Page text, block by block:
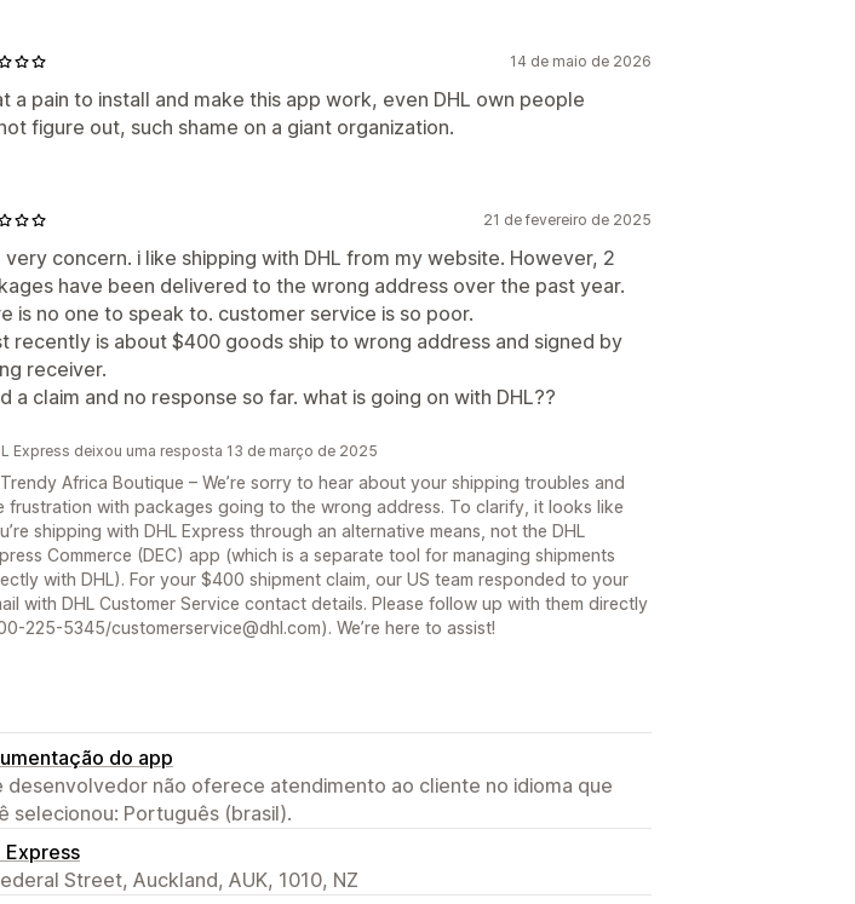
14 de maio de 2026
a pain to install and make this app work, even DHL own people
figure out, such shame on a giant organization.
21 de fevereiro de 2025
very concern. i like shipping with DHL from my website. However, 2
have been delivered to the wrong address over the past year.
is no one to speak to. customer service is so poor.
recently is about $400 goods ship to wrong address and signed by
receiver.
a claim and no response so far. what is going on with DHL??
Express deixou uma resposta 13 de março de 2025
Africa Boutique – We’re sorry to hear about your shipping troubles and
frustration with packages going to the wrong address. To clarify, it looks like
shipping with DHL Express through an alternative means, not the DHL
Commerce (DEC) app (which is a separate tool for managing shipments
with DHL). For your $400 shipment claim, our US team responded to your
with DHL Customer Service contact details. Please follow up with them directly
225-5345/customerservice@dhl.com). We’re here to assist!
do app
desenvolvedor não oferece atendimento ao cliente no idioma que
selecionou: Português (brasil).
Express
Street, Auckland, AUK, 1010, NZ